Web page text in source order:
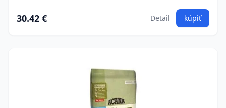
30.42 € Detail kúpiť